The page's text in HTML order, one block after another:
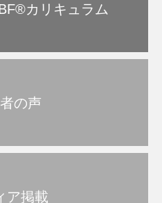
カリキュラム
の声
ア掲載